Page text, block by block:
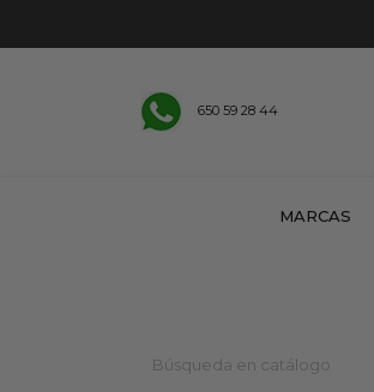
650 59 28 44
MARCAS